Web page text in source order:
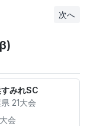
次へ
みれSC
21大会
会